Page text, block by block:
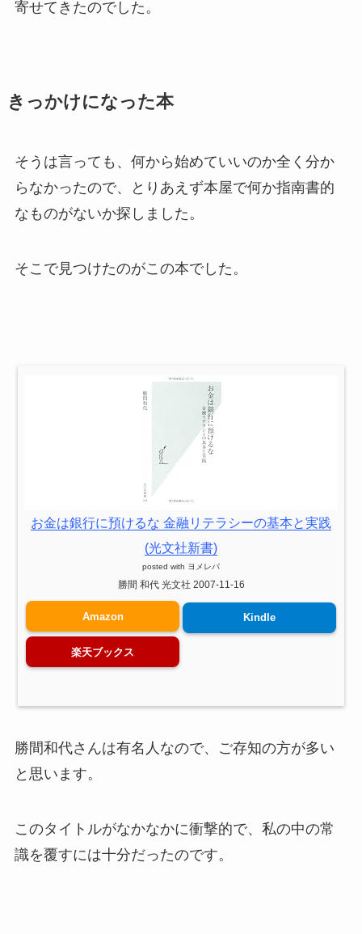
寄せてきたのでした。
きっかけになった本
そうは言っても、何から始めていいのか全く分か
らなかったので、とりあえず本屋で何か指南書的
なものがないか探しました。
そこで見つけたのがこの本でした。
お金は銀行に預けるな 金融リテラシーの基本と実践
(光文社新書)
posted with ヨメレバ
勝間 和代 光文社 2007-11-16
Amazon Kindle
楽天ブックス
勝間和代さんは有名人なので、ご存知の方が多い
と思います。
このタイトルがなかなかに衝撃的で、私の中の常
識を覆すには十分だったのです。